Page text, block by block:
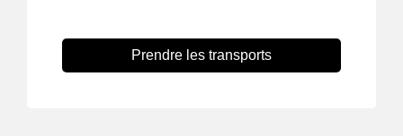
Prendre les transports